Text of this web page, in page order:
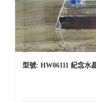
型號: HW06111 紀念水